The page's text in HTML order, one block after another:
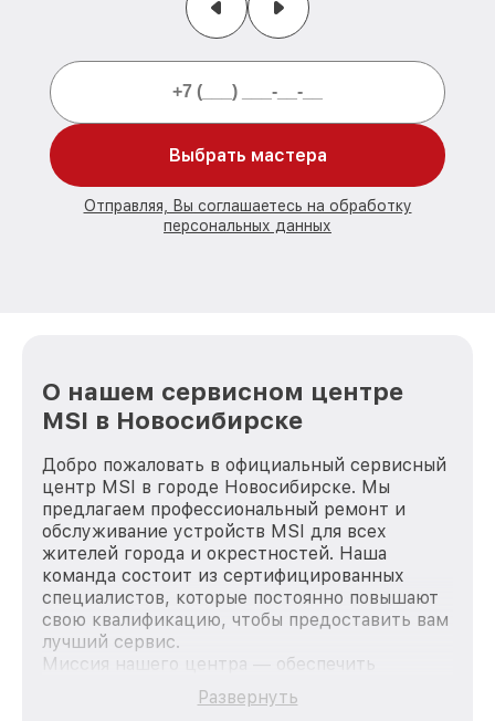
Выбрать мастера
Отправляя, Вы соглашаетесь на обработку
персональных данных
О нашем сервисном центре
MSI в Новосибирске
Добро пожаловать в официальный сервисный
центр MSI в городе Новосибирске. Мы
предлагаем профессиональный ремонт и
обслуживание устройств MSI для всех
жителей города и окрестностей. Наша
команда состоит из сертифицированных
специалистов, которые постоянно повышают
свою квалификацию, чтобы предоставить вам
лучший сервис.
Миссия нашего центра — обеспечить
качественный и доступный ремонт для
каждого пользователя продукции MSI, вне
Развернуть